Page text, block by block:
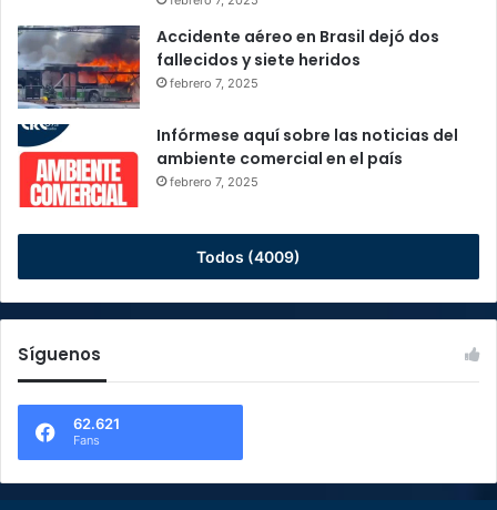
Accidente aéreo en Brasil dejó dos
fallecidos y siete heridos
febrero 7, 2025
Infórmese aquí sobre las noticias del
ambiente comercial en el país
febrero 7, 2025
Todos (4009)
Síguenos
62.621
Fans